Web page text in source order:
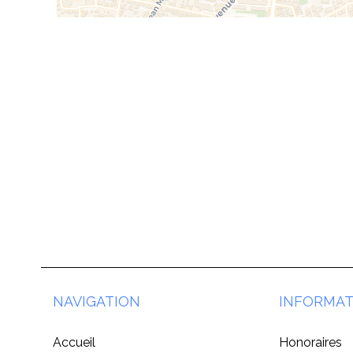
NAVIGATION
Accueil Honoraires